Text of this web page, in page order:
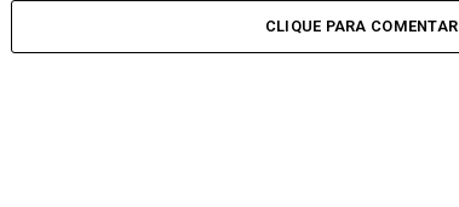
CLIQUE PARA COMENTAR